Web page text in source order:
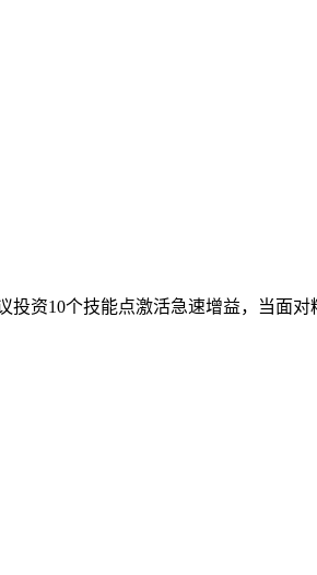
资10个技能点激活急速增益，当面